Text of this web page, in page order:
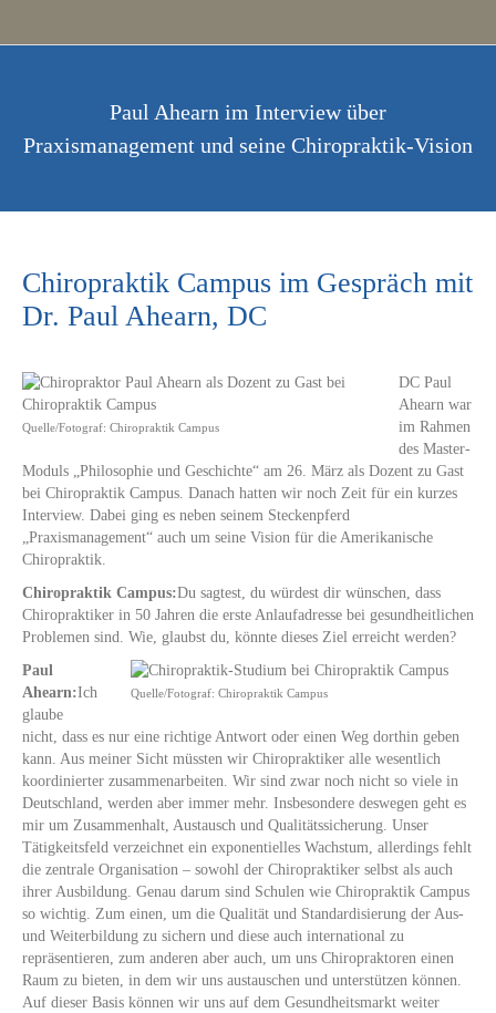
Paul Ahearn im Interview über
Praxismanagement und seine Chiropraktik-Vision
Chiropraktik Campus im Gespräch mit
Dr. Paul Ahearn, DC
Quelle/Fotograf: Chiropraktik Campus
DC Paul
Ahearn war
im Rahmen
des Master-
Moduls „Philosophie und Geschichte“ am 26. März als Dozent zu Gast
bei Chiropraktik Campus. Danach hatten wir noch Zeit für ein kurzes
Interview. Dabei ging es neben seinem Steckenpferd
„Praxismanagement“ auch um seine Vision für die Amerikanische
Chiropraktik.
Chiropraktik Campus:Du sagtest, du würdest dir wünschen, dass
Chiropraktiker in 50 Jahren die erste Anlaufadresse bei gesundheitlichen
Problemen sind. Wie, glaubst du, könnte dieses Ziel erreicht werden?
Quelle/Fotograf: Chiropraktik Campus
Paul
Ahearn:Ich
glaube
nicht, dass es nur eine richtige Antwort oder einen Weg dorthin geben
kann. Aus meiner Sicht müssten wir Chiropraktiker alle wesentlich
koordinierter zusammenarbeiten. Wir sind zwar noch nicht so viele in
Deutschland, werden aber immer mehr. Insbesondere deswegen geht es
mir um Zusammenhalt, Austausch und Qualitätssicherung. Unser
Tätigkeitsfeld verzeichnet ein exponentielles Wachstum, allerdings fehlt
die zentrale Organisation – sowohl der Chiropraktiker selbst als auch
ihrer Ausbildung. Genau darum sind Schulen wie Chiropraktik Campus
so wichtig. Zum einen, um die Qualität und Standardisierung der Aus-
und Weiterbildung zu sichern und diese auch international zu
repräsentieren, zum anderen aber auch, um uns Chiropraktoren einen
Raum zu bieten, in dem wir uns austauschen und unterstützen können.
Auf dieser Basis können wir uns auf dem Gesundheitsmarkt weiter